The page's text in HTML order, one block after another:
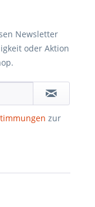
Newsletter
oder Aktion
zur